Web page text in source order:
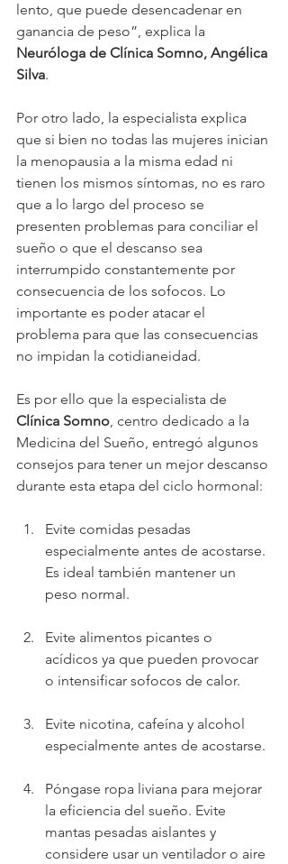
lento, que puede desencadenar en
ganancia de peso”, explica la
Neuróloga de Clínica Somno, Angélica
Silva.
Por otro lado, la especialista explica
que si bien no todas las mujeres inician
la menopausia a la misma edad ni
tienen los mismos síntomas, no es raro
que a lo largo del proceso se
presenten problemas para conciliar el
sueño o que el descanso sea
interrumpido constantemente por
consecuencia de los sofocos. Lo
importante es poder atacar el
problema para que las consecuencias
no impidan la cotidianeidad.
Es por ello que la especialista de
Clínica Somno, centro dedicado a la
Medicina del Sueño, entregó algunos
consejos para tener un mejor descanso
durante esta etapa del ciclo hormonal:
Evite comidas pesadas
especialmente antes de acostarse.
Es ideal también mantener un
peso normal.
Evite alimentos picantes o
acídicos ya que pueden provocar
o intensificar sofocos de calor.
Evite nicotina, cafeína y alcohol
especialmente antes de acostarse.
Póngase ropa liviana para mejorar
la eficiencia del sueño. Evite
mantas pesadas aislantes y
considere usar un ventilador o aire